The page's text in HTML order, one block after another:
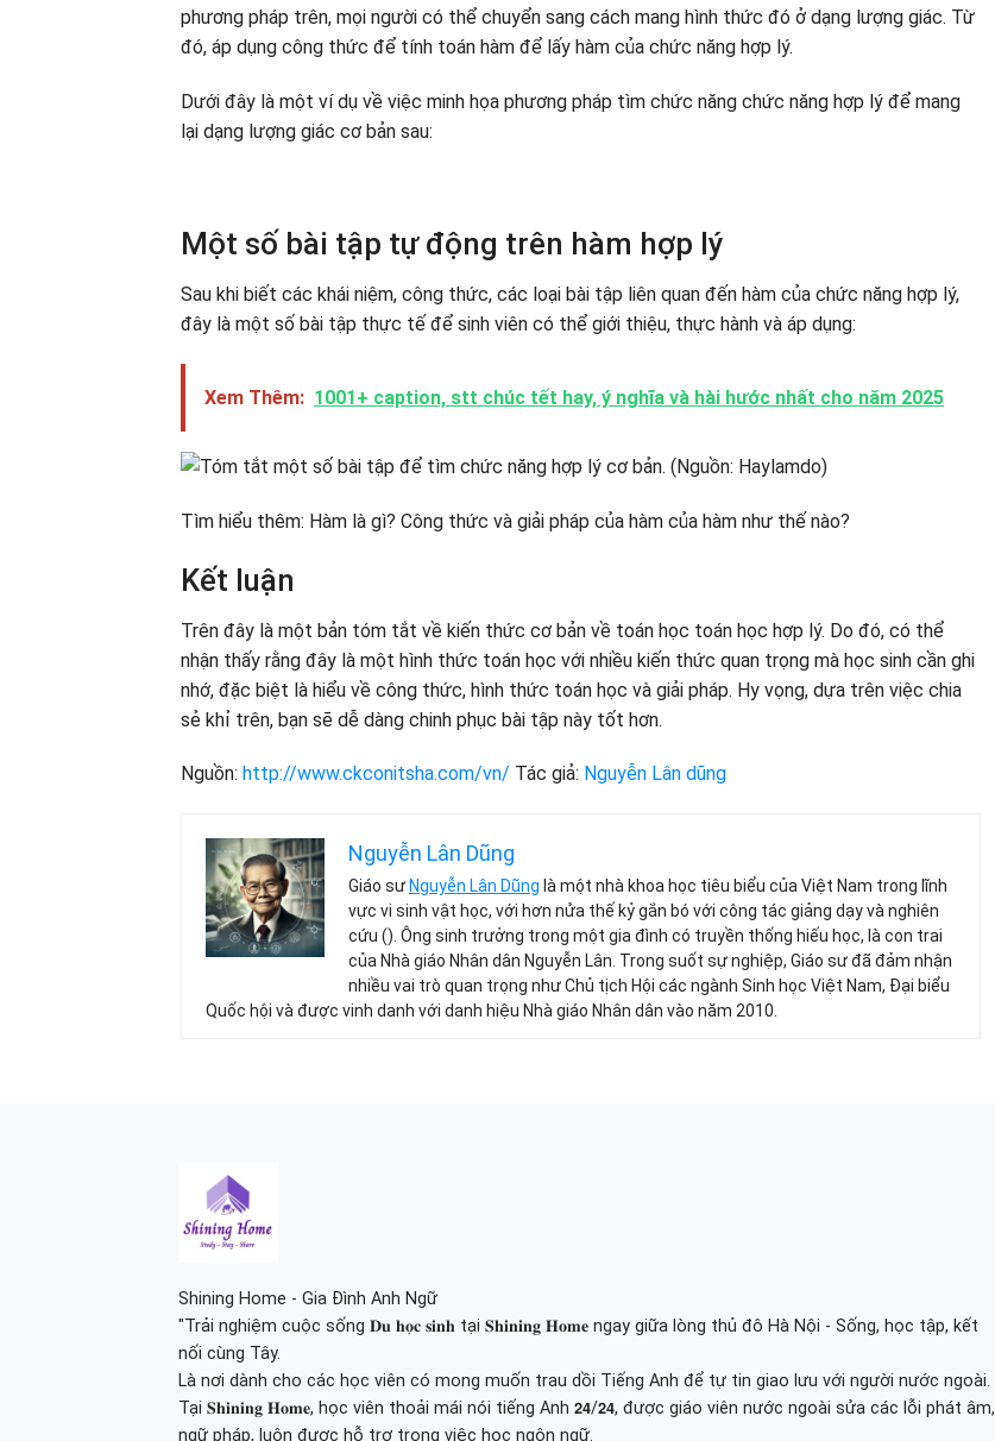
phương pháp trên, mọi người có thể chuyển sang cách mang hình thức đó ở dạng lượng giác. Từ
đó, áp dụng công thức để tính toán hàm để lấy hàm của chức năng hợp lý.
Dưới đây là một ví dụ về việc minh họa phương pháp tìm chức năng chức năng hợp lý để mang
lại dạng lượng giác cơ bản sau:
Một số bài tập tự động trên hàm hợp lý
Sau khi biết các khái niệm, công thức, các loại bài tập liên quan đến hàm của chức năng hợp lý,
đây là một số bài tập thực tế để sinh viên có thể giới thiệu, thực hành và áp dụng:
Xem Thêm: 1001+ caption, stt chúc tết hay, ý nghĩa và hài hước nhất cho năm 2025
Tìm hiểu thêm: Hàm là gì? Công thức và giải pháp của hàm của hàm như thế nào?
Kết luận
Trên đây là một bản tóm tắt về kiến ​​thức cơ bản về toán học toán học hợp lý. Do đó, có thể
nhận thấy rằng đây là một hình thức toán học với nhiều kiến ​​thức quan trọng mà học sinh cần ghi
nhớ, đặc biệt là hiểu về công thức, hình thức toán học và giải pháp. Hy vọng, dựa trên việc chia
sẻ khỉ trên, bạn sẽ dễ dàng chinh phục bài tập này tốt hơn.
Nguồn: http://www.ckconitsha.com/vn/ Tác giả: Nguyễn Lân dũng
Nguyễn Lân Dũng
Giáo sư Nguyễn Lân Dũng là một nhà khoa học tiêu biểu của Việt Nam trong lĩnh
vực vi sinh vật học, với hơn nửa thế kỷ gắn bó với công tác giảng dạy và nghiên
cứu (). Ông sinh trưởng trong một gia đình có truyền thống hiếu học, là con trai
của Nhà giáo Nhân dân Nguyễn Lân. Trong suốt sự nghiệp, Giáo sư đã đảm nhận
nhiều vai trò quan trọng như Chủ tịch Hội các ngành Sinh học Việt Nam, Đại biểu
Quốc hội và được vinh danh với danh hiệu Nhà giáo Nhân dân vào năm 2010.
Shining Home - Gia Đình Anh Ngữ
"Trải nghiệm cuộc sống 𝐃𝐮 𝐡𝐨̣𝐜 𝐬𝐢𝐧𝐡 tại 𝐒𝐡𝐢𝐧𝐢𝐧𝐠 𝐇𝐨𝐦𝐞 ngay giữa lòng thủ đô Hà Nội - Sống, học tập, kết
nối cùng Tây.
Là nơi dành cho các học viên có mong muốn trau dồi Tiếng Anh để tự tin giao lưu với người nước ngoài.
Tại 𝐒𝐡𝐢𝐧𝐢𝐧𝐠 𝐇𝐨𝐦𝐞, học viên thoải mái nói tiếng Anh 𝟮𝟰/𝟮𝟰, được giáo viên nước ngoài sửa các lỗi phát âm,
ngữ pháp, luôn được hỗ trợ trong việc học ngôn ngữ.